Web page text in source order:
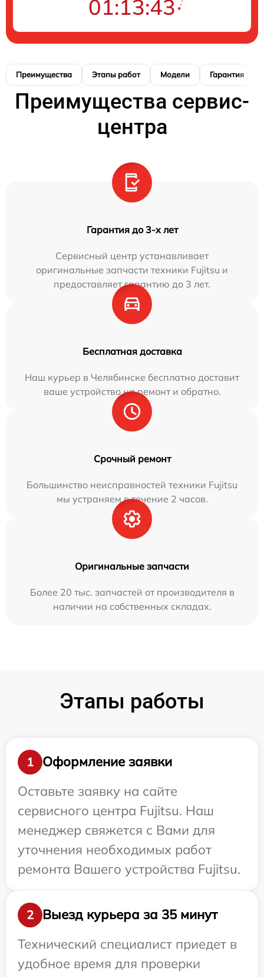
01:13:43
Преимущества Этапы работ Модели Гарантия
Преимущества сервис-
центра
Гарантия до 3-х лет
Сервисный центр устанавливает
оригинальные запчасти техники Fujitsu и
предоставляет гарантию до 3 лет.
Бесплатная доставка
Наш курьер в Челябинске бесплатно доставит
ваше устройство на ремонт и обратно.
Срочный ремонт
Большинство неисправностей техники Fujitsu
мы устраняем в течение 2 часов.
Оригинальные запчасти
Более 20 тыс. запчастей от производителя в
наличии на собственных складах.
Этапы работы
1
Оформление заявки
Оставьте заявку на сайте
сервисного центра Fujitsu. Наш
менеджер свяжется с Вами для
уточнения необходимых работ
ремонта Вашего устройства Fujitsu.
2
Выезд курьера за 35 минут
Технический специалист приедет в
удобное время для проверки